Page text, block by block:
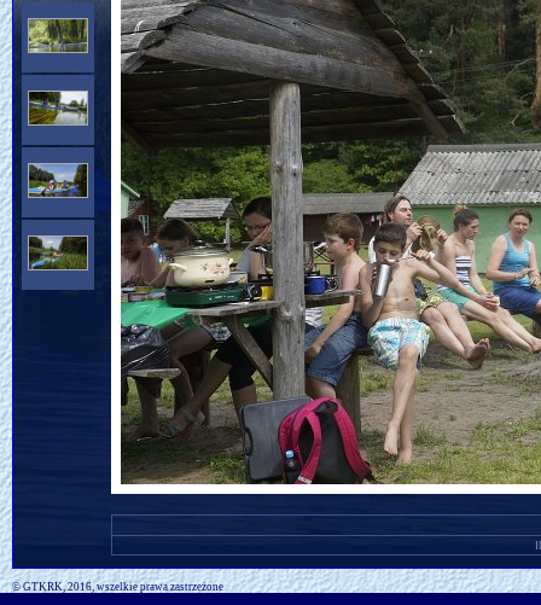
© GTKRK, 2016, wszelkie prawa zastrzeżone